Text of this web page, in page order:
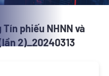
Tín phiếu NHNN và
2)_20240313